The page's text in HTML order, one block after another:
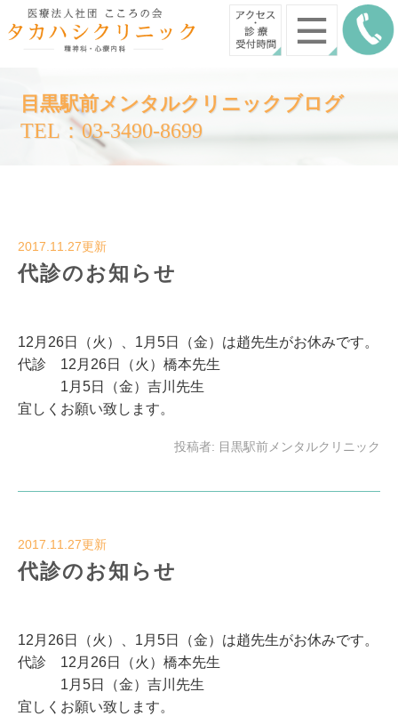
目黒駅前メンタルクリニックブログ
TEL：03-3490-8699
2017.11.27更新
代診のお知らせ
12月26日（火）、1月5日（金）は趙先生がお休みです。
代診 12月26日（火）橋本先生
1月5日（金）吉川先生
宜しくお願い致します。
投稿者: 目黒駅前メンタルクリニック
2017.11.27更新
代診のお知らせ
12月26日（火）、1月5日（金）は趙先生がお休みです。
代診 12月26日（火）橋本先生
1月5日（金）吉川先生
宜しくお願い致します。